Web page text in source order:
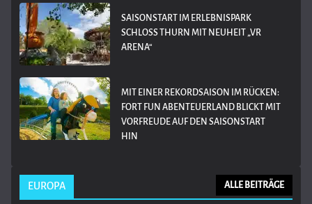
SAISONSTART IM ERLEBNISPARK
SCHLOSS THURN MIT NEUHEIT „VR
ARENA“
MIT EINER REKORDSAISON IM RÜCKEN:
FORT FUN ABENTEUERLAND BLICKT MIT
VORFREUDE AUF DEN SAISONSTART
HIN
EUROPA ALLE BEITRÄGE